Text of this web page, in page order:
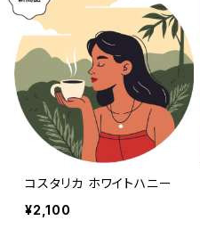
中国
コスタリカ
キャンプで飲む
コスタリカ ホワイトハニー
¥2,100